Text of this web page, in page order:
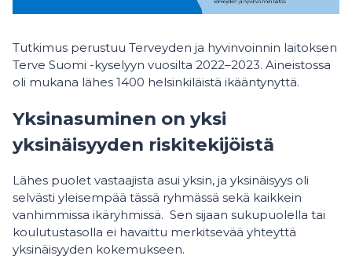
Tutkimus perustuu Terveyden ja hyvinvoinnin laitoksen
Terve Suomi -kyselyyn vuosilta 2022–2023. Aineistossa
oli mukana lähes 1400 helsinkiläistä ikääntynyttä.
Yksinasuminen on yksi
yksinäisyyden riskitekijöistä
Lähes puolet vastaajista asui yksin, ja yksinäisyys oli
selvästi yleisempää tässä ryhmässä sekä kaikkein
vanhimmissa ikäryhmissä. Sen sijaan sukupuolella tai
koulutustasolla ei havaittu merkitsevää yhteyttä
yksinäisyyden kokemukseen.